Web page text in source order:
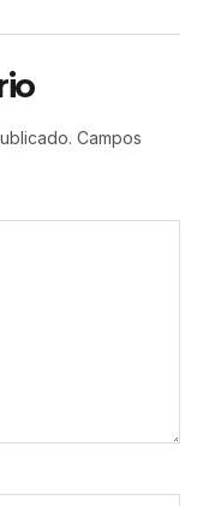
Campos